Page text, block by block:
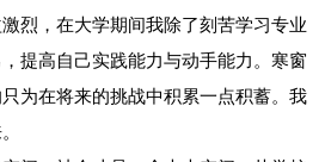
烈，在大学期间我除了刻苦学习专业
提高自己实践能力与动手能力。寒窗
为在将来的挑战中积累一点积蓄。我